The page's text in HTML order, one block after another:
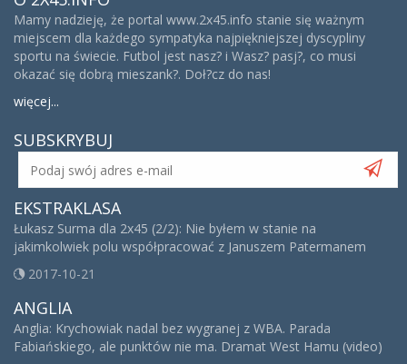
Mamy nadzieję, że portal www.2x45.info stanie się ważnym
miejscem dla każdego sympatyka najpiękniejszej dyscypliny
sportu na świecie. Futbol jest nasz? i Wasz? pasj?, co musi
okazać się dobrą mieszank?. Doł?cz do nas!
więcej...
SUBSKRYBUJ
EKSTRAKLASA
Łukasz Surma dla 2x45 (2/2): Nie byłem w stanie na
jakimkolwiek polu współpracować z Januszem Patermanem
2017-10-21
ANGLIA
Anglia: Krychowiak nadal bez wygranej z WBA. Parada
Fabiańskiego, ale punktów nie ma. Dramat West Hamu (video)